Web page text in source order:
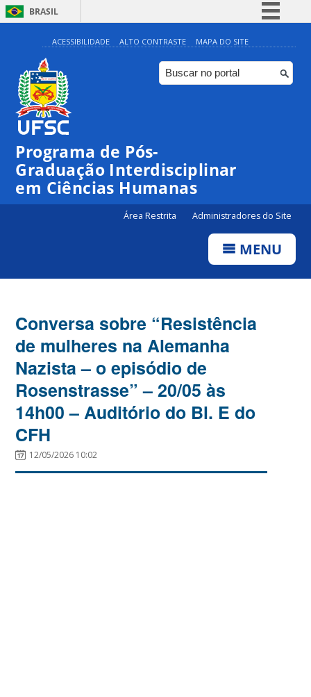
BRASIL
Simplifique!
Comunica BR
Participe
ACESSIBILIDADE ALTO CONTRASTE MAPA DO SITE
Programa de Pós-
Graduação Interdisciplinar
em Ciências Humanas
Área Restrita Administradores do Site
MENU
Conversa sobre “Resistência
de mulheres na Alemanha
Nazista – o episódio de
Rosenstrasse” – 20/05 às
14h00 – Auditório do Bl. E do
CFH
12/05/2026 10:02